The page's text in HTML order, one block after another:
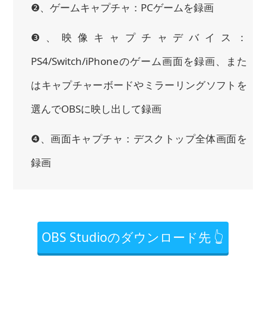
❷、ゲームキャプチャ：PCゲームを録画
❸、映像キャプチャデバイス：
PS4/Switch/iPhoneのゲーム画面を録画、また
はキャプチャーボードやミラーリングソフトを
選んでOBSに映し出して録画
❹、画面キャプチャ：デスクトップ全体画面を
録画
OBS Studioのダウンロード先 👆